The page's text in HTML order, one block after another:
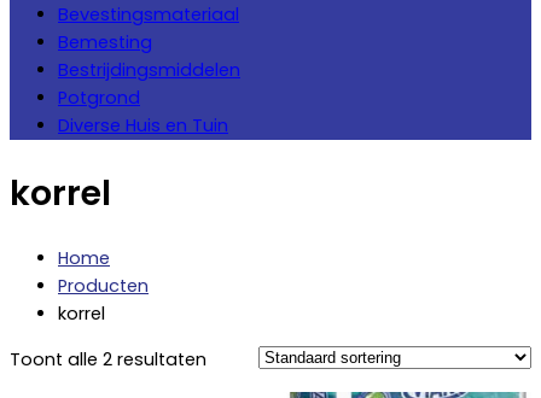
Bevestingsmateriaal
Bemesting
Bestrijdingsmiddelen
Potgrond
Diverse Huis en Tuin
korrel
Home
Producten
korrel
Toont alle 2 resultaten